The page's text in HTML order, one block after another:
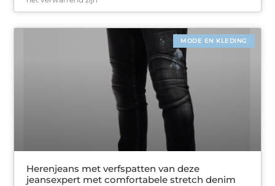
MODE EN KLEDING
Herenjeans met verfspatten van deze
jeansexpert met comfortabele stretch denim